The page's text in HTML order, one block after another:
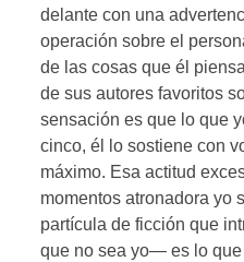
delante con una
operación sobre el
de las cosas que él
de sus autores favoritos
sensación es que lo que
cinco, él lo sostiene con
máximo. Esa actitud
momentos atronadora yo
partícula de ficción que
que no sea yo— es lo